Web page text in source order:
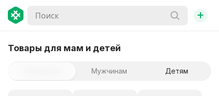
+
Товары для мам и детей
Мужчинам Детям